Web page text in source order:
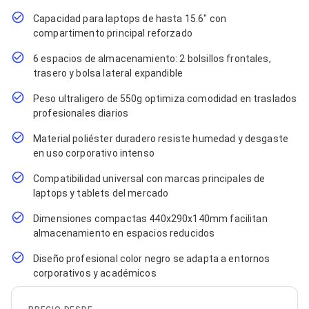
Cables Coaxiales
Accesorios para Cables
Jacks de Red
Conectores
Tapas y Cajas
Pinzas Ponchadoras
Probadores de Cable
Protectores para Cables
Cables para Impresoras
Cableado Estructurado
Sujetadores de Cables
Cinchos
Adaptadores
Adaptadores PC
Adaptadores PC USB
Adaptadores PC Serial
Adaptadores PC SATA
Adaptadores PC IDE
Adaptadores PC Teclado
Capacidad para laptops de hasta 15.6" con
compartimento principal reforzado
6 espacios de almacenamiento: 2 bolsillos frontales,
trasero y bolsa lateral expandible
Peso ultraligero de 550g optimiza comodidad en traslados
profesionales diarios
Material poliéster duradero resiste humedad y desgaste
en uso corporativo intenso
Compatibilidad universal con marcas principales de
laptops y tablets del mercado
Dimensiones compactas 440x290x140mm facilitan
almacenamiento en espacios reducidos
Diseño profesional color negro se adapta a entornos
corporativos y académicos